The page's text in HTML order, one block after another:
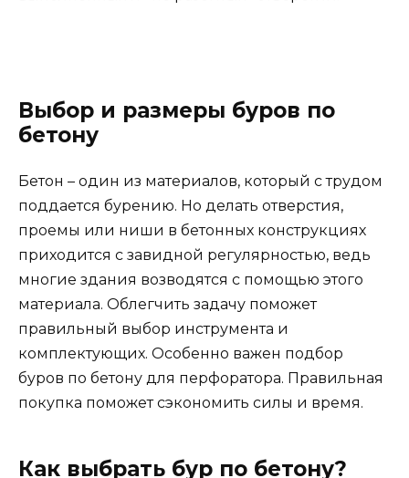
Выбор и размеры буров по
бетону
Бетон – один из материалов, который с трудом
поддается бурению. Но делать отверстия,
проемы или ниши в бетонных конструкциях
приходится с завидной регулярностью, ведь
многие здания возводятся с помощью этого
материала. Облегчить задачу поможет
правильный выбор инструмента и
комплектующих. Особенно важен подбор
буров по бетону для перфоратора. Правильная
покупка поможет сэкономить силы и время.
Как выбрать бур по бетону?